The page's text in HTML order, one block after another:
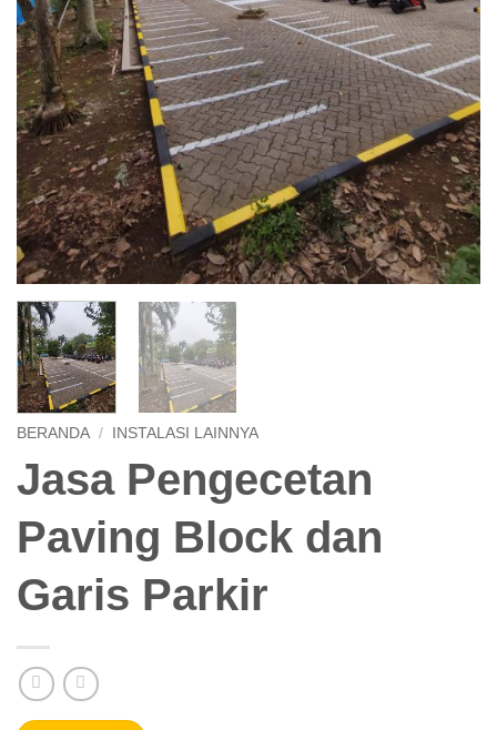
BERANDA / INSTALASI LAINNYA
Jasa Pengecetan
Paving Block dan
Garis Parkir